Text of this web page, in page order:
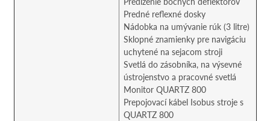
Predné reflexné dosky
Nádobka na umývanie rúk (3 litre)
Sklopné znamienky pre navigáciu
uchytené na sejacom stroji
Svetlá do zásobníka, na výsevné
ústrojenstvo a pracovné svetlá
Monitor QUARTZ 800
Prepojovací kábel Isobus stroje s
QUARTZ 800